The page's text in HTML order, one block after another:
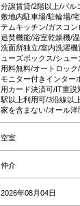
分譲賃貸/2階以上/バル
敷地内駐車場/駐輪場/
テムキッチン/ガスコ
追焚機能/浴室乾燥機/
洗面所独立/室内洗濯
ューズボックス/シュ
用料無料/オートロッ
モニター付きインター
用カード決済可/IT重
駅以上利用可/3沿線以
家を含まない/オール洋
空室
仲介
2026年08月04日